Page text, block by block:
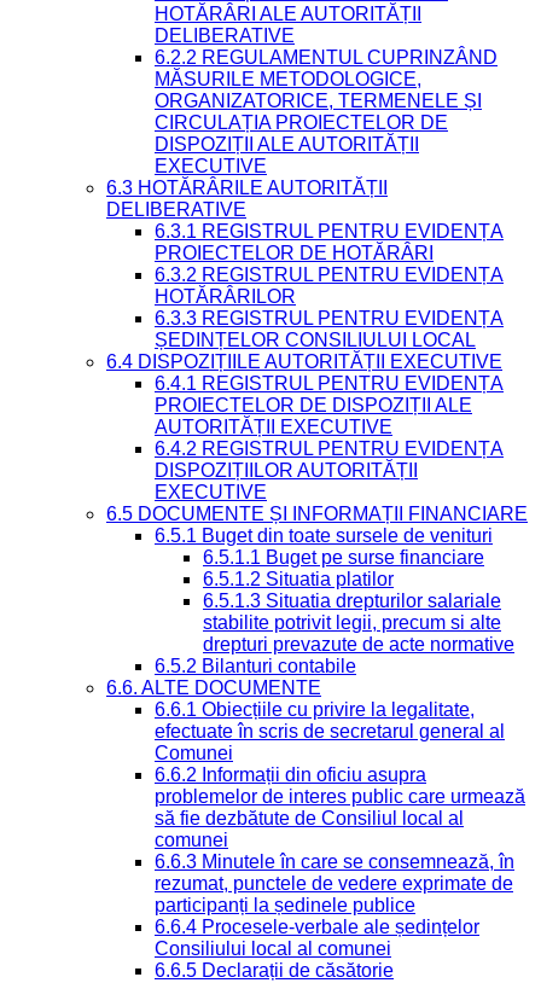
HOTĂRÂRI ALE AUTORITĂȚII
DELIBERATIVE
6.2.2 REGULAMENTUL CUPRINZÂND
MĂSURILE METODOLOGICE,
ORGANIZATORICE, TERMENELE ȘI
CIRCULAȚIA PROIECTELOR DE
DISPOZIȚII ALE AUTORITĂȚII
EXECUTIVE
6.3 HOTĂRÂRILE AUTORITĂȚII
DELIBERATIVE
6.3.1 REGISTRUL PENTRU EVIDENȚA
PROIECTELOR DE HOTĂRÂRI
6.3.2 REGISTRUL PENTRU EVIDENȚA
HOTĂRÂRILOR
6.3.3 REGISTRUL PENTRU EVIDENȚA
ȘEDINȚELOR CONSILIULUI LOCAL
6.4 DISPOZIȚIILE AUTORITĂȚII EXECUTIVE
6.4.1 REGISTRUL PENTRU EVIDENȚA
PROIECTELOR DE DISPOZIȚII ALE
AUTORITĂȚII EXECUTIVE
6.4.2 REGISTRUL PENTRU EVIDENȚA
DISPOZIȚIILOR AUTORITĂȚII
EXECUTIVE
6.5 DOCUMENTE ȘI INFORMAȚII FINANCIARE
6.5.1 Buget din toate sursele de venituri
6.5.1.1 Buget pe surse financiare
6.5.1.2 Situatia platilor
6.5.1.3 Situatia drepturilor salariale
stabilite potrivit legii, precum si alte
drepturi prevazute de acte normative
6.5.2 Bilanturi contabile
6.6. ALTE DOCUMENTE
6.6.1 Obiecțiile cu privire la legalitate,
efectuate în scris de secretarul general al
Comunei
6.6.2 Informații din oficiu asupra
problemelor de interes public care urmează
să fie dezbătute de Consiliul local al
comunei
6.6.3 Minutele în care se consemnează, în
rezumat, punctele de vedere exprimate de
participanți la ședinele publice
6.6.4 Procesele-verbale ale ședințelor
Consiliului local al comunei
6.6.5 Declarații de căsătorie